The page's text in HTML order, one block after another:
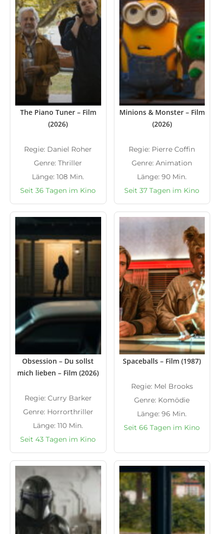
The Piano Tuner – Film
(2026)
Regie: Daniel Roher
Genre: Thriller
Länge: 108 Min.
Seit 36 Tagen im Kino
Minions & Monster – Film
(2026)
Regie: Pierre Coffin
Genre: Animation
Länge: 90 Min.
Seit 37 Tagen im Kino
Obsession – Du sollst
mich lieben – Film (2026)
Regie: Curry Barker
Genre: Horrorthriller
Länge: 110 Min.
Seit 43 Tagen im Kino
Spaceballs – Film (1987)
Regie: Mel Brooks
Genre: Komödie
Länge: 96 Min.
Seit 66 Tagen im Kino